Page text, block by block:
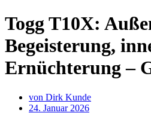
Togg T10X:
Begeisterung,
Ernüchterung –
von Dirk Kunde
24. Januar 2026